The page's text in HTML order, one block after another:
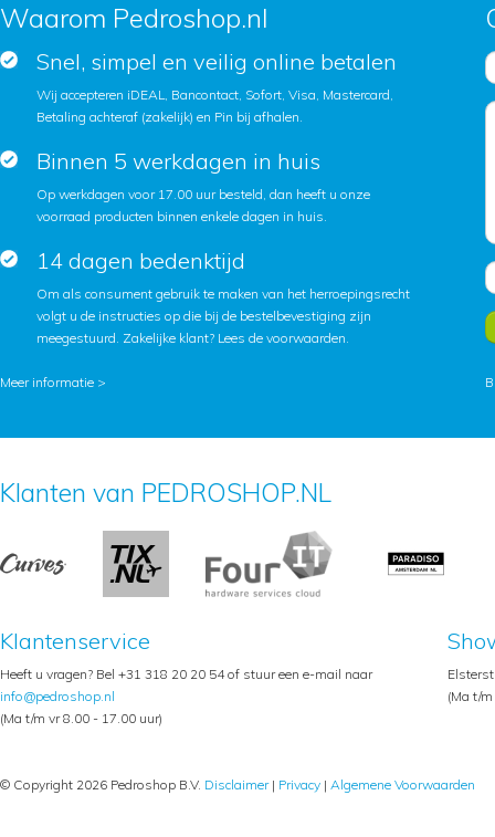
Waarom Pedroshop.nl
Snel, simpel en veilig online betalen
Wij accepteren iDEAL, Bancontact, Sofort, Visa, Mastercard,
Betaling achteraf (zakelijk) en Pin bij afhalen.
Binnen 5 werkdagen in huis
Op werkdagen voor 17.00 uur besteld, dan heeft u onze
voorraad producten binnen enkele dagen in huis.
14 dagen bedenktijd
Om als consument gebruik te maken van het herroepingsrecht
volgt u de instructies op die bij de bestelbevestiging zijn
meegestuurd. Zakelijke klant? Lees de voorwaarden.
Meer informatie >
Klanten van PEDROSHOP.NL
Klantenservice
Heeft u vragen? Bel +31 318 20 20 54 of stuur een e-mail naar
info@pedroshop.nl
(Ma t/m vr 8.00 - 17.00 uur)
(Ma t/
© Copyright 2026 Pedroshop B.V. Disclaimer| Privacy | Algemene Voorwaarden